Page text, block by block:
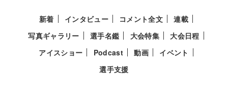
新着 インタビュー コメント全文
連載
写真ギャラリー
選手名鑑 大会特集
大会日程
アイスショー
Podcast 動画
イベント
選手支援